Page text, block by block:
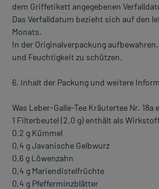
dem Griffetikett angegebenen
Das Verfalldatum bezieht sich auf den
Monats.
In der Originalverpackung
und Feuchtigkeit zu schützen.
6. Inhalt der Packung und weitere
Was Leber-Galle-Tee Kräutertee Nr. 18a
1 Filterbeutel (2,0 g) enthält als
0,2 g Kümmel
0,4 g Javanische Gelbwurz
0,6 g Löwenzahn
0,4 g Mariendistelfrüchte
0,4 g Pfefferminzblätter